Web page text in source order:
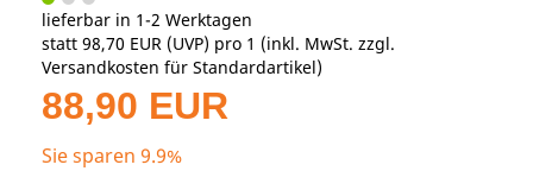
lieferbar in 1-2 Werktagen
statt 98,70 EUR (UVP) pro 1 (inkl. MwSt. zzgl.
Versandkosten für Standardartikel)
88,90 EUR
Sie sparen 9.9%